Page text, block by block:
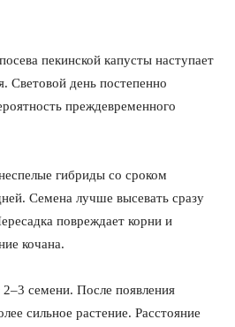
пекинской капусты наступает
Световой день постепенно
преждевременного
гибриды со сроком
Семена лучше высевать сразу
повреждает корни и
кочана.
семени. После появления
сильное растение. Расстояние